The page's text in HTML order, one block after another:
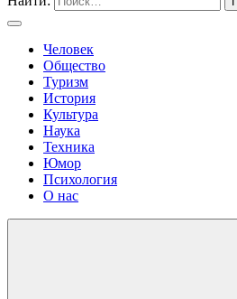
Человек
Общество
Туризм
История
Культура
Наука
Техника
Юмор
Психология
О нас